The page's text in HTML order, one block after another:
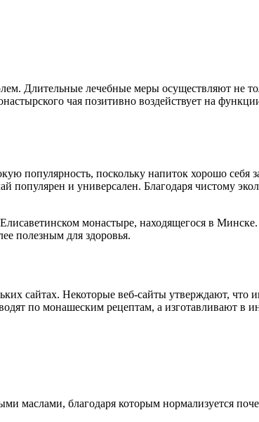
Длительные лечебные меры осуществляют не
чая позитивно воздействует на
популярность, поскольку напиток хорошо себя
популярен и универсален. Благодаря чистому
монастыре, находящегося в
полезным для здоровья.
сайтах. Некоторые веб-сайты утверждают,
по монашеским рецептам, а изготавливают в
маслами, благодаря которым нормализуется